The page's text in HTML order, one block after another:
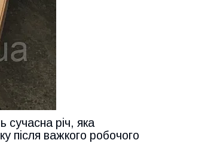
сучасна річ, яка
після важкого робочого